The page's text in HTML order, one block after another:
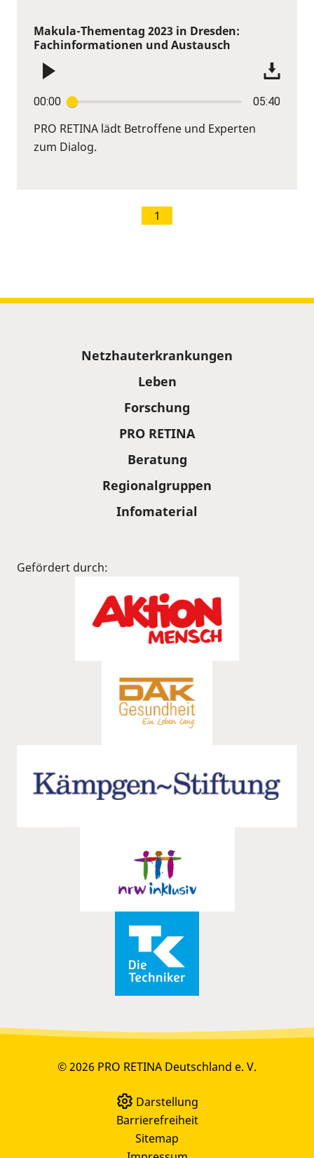
Makula-Thementag 2023 in Dresden:
Fachinformationen und Austausch
00:00 05:40
PRO RETINA lädt Betroffene und Experten
zum Dialog.
1
Netzhauterkrankungen
Leben
Forschung
PRO RETINA
Beratung
Regionalgruppen
Infomaterial
Gefördert durch:
© 2026 PRO RETINA Deutschland e. V.
Darstellung
Barrierefreiheit
Sitemap